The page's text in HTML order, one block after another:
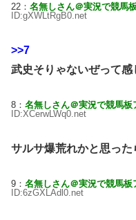
22： 名無しさん＠実況で競馬
ID:gXWLtRgB0.net
>>7
武史そりゃないぜって感
8： 名無しさん＠実況で競馬板
ID:XCerwLWq0.net
サルサ爆荒れかと思った
9： 名無しさん＠実況で競馬板
ID:6zGXLAdl0.net